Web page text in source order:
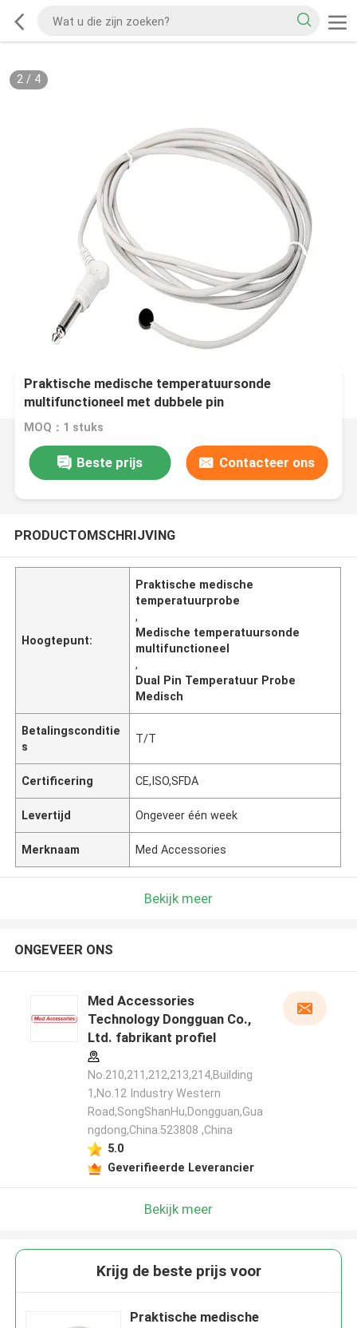
2/ 4
Praktische medische temperatuursonde
multifunctioneel met dubbele pin
MOQ：1 stuks
Beste prijs Contacteer ons
PRODUCTOMSCHRIJVING
Hoogtepunt:
Praktische medische
temperatuurprobe
,
Medische temperatuursonde
multifunctioneel
,
Dual Pin Temperatuur Probe
Medisch
Betalingsconditie
s
T/T
Certificering CE,ISO,SFDA
Levertijd Ongeveer één week
Merknaam Med Accessories
Bekijk meer
ONGEVEER ONS
Med Accessories
Technology Dongguan Co.,
Ltd. fabrikant profiel
No.210,211,212,213,214,Building
1,No.12 Industry Western
Road,SongShanHu,Dongguan,Gua
ngdong,China.523808 ,China
5.0
Geverifieerde Leverancier
Bekijk meer
Krijg de beste prijs voor
Praktische medische